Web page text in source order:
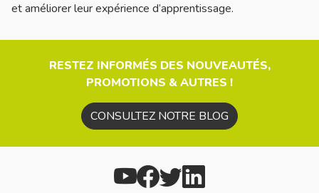
et améliorer leur expérience d’apprentissage.
RESTEZ INFORMÉS DES NOUVEAUTÉS,
PROMOTIONS & AUTRES !
CONSULTEZ NOTRE BLOG